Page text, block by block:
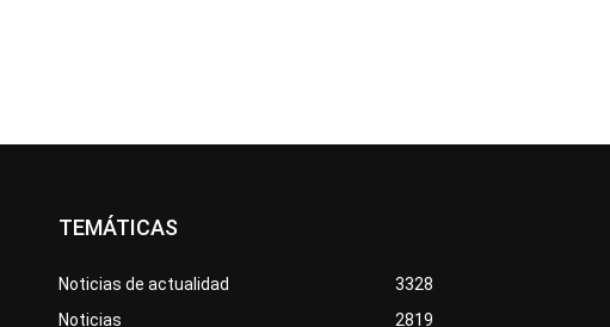
TEMÁTICAS
Noticias de actualidad
3328
Noticias
2819